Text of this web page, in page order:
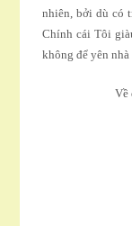
nhiên, bởi dù có
Chính cái Tôi
không để yên
Về đâu
In dấu
Về đâu
Theo